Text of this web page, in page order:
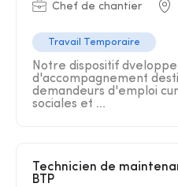
Chef de chantier
Travail Temporaire
Notre dispositif
d'accompagnement
demandeurs d'emploi
sociales et ...
BTP